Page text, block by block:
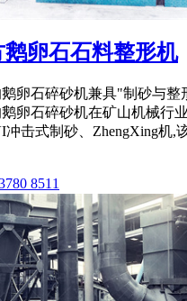
鹅卵石石料整形机
鹅卵石碎砂机兼具"制砂与整
卵石碎砂机在矿山机械行
击式制砂、ZhengXing机,
8511